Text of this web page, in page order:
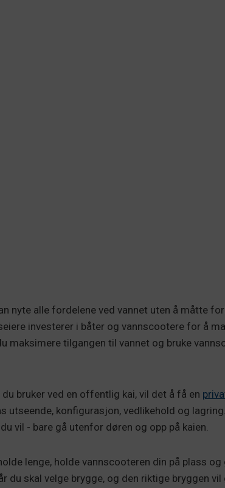
nyte alle fordelene ved vannet uten å måtte
investerer i båter og vannscootere for å
maksimere tilgangen til vannet og bruke
bruker ved en offentlig kai, vil det å få en
utseende, konfigurasjon, vedlikehold og
vil - bare gå utenfor døren og opp på kaien.
lenge, holde vannscooteren din på plass
du skal velge brygge, og den riktige bryggen